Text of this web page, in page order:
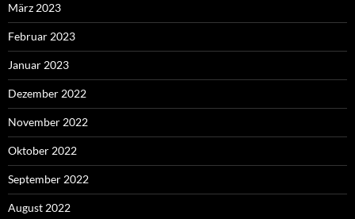
März 2023
Februar 2023
Januar 2023
Dezember 2022
November 2022
Oktober 2022
September 2022
August 2022